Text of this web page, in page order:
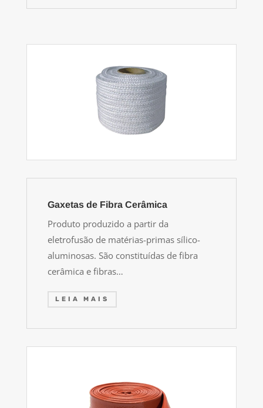
Gaxetas de Fibra Cerâmica
Produto produzido a partir da
eletrofusão de matérias-primas sílico-
aluminosas. São constituídas de fibra
cerâmica e fibras…
LEIA MAIS